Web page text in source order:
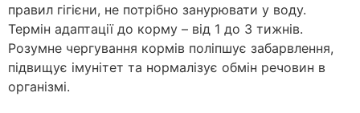
правил гігієни, не потрібно занурювати у воду.
Термін адаптації до корму – від 1 до 3 тижнів.
Розумне чергування кормів поліпшує забарвлення,
підвищує імунітет та нормалізує обмін речовин в
організмі.